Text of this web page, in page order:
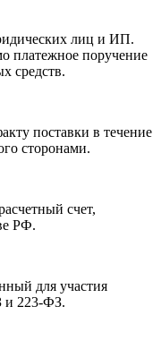
лиц и ИП.
платежное поручение
средств.
поставки в течение
сторонами.
счет,
РФ.
для участия
и 223-ФЗ.